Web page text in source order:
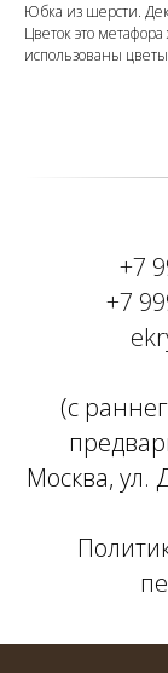
Юбка из шерсти.
Цветок это
использованы
+7
+7
(с
Москва, ул.